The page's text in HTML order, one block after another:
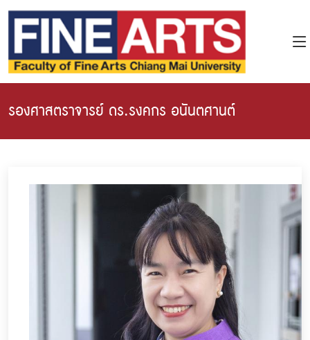
รองศาสตราจารย์ ดร.รงคกร อนันตศานต์